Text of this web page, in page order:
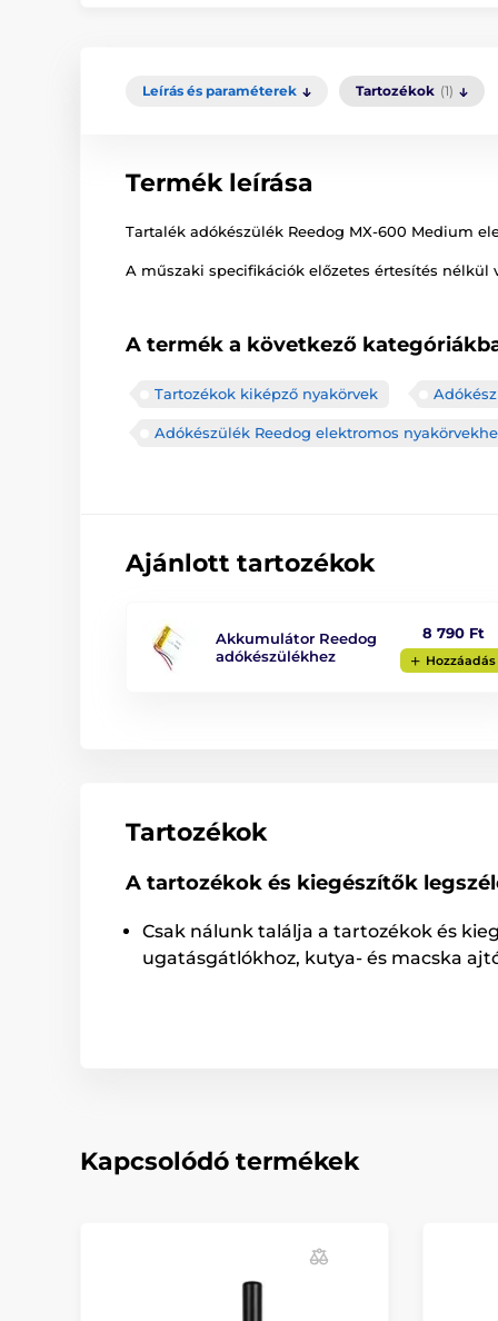
Leírás és paraméterek Tartozékok (1)
Termék leírása
Tartalék adókészülék Reedog MX-600 Medium
A műszaki specifikációk előzetes értesítés nélkül
A termék a következő
Tartozékok kiképző nyakörvek
Adókészülék Reedog elektromos
Ajánlott tartozékok
Akkumulátor Reedog
adókészülékhez
8 790 Ft
Hozzáadás
Tartozékok
A tartozékok és kiegészítők
Csak nálunk találja a tartozékok és
ugatásgátlókhoz, kutya- és macska
Kapcsolódó termékek